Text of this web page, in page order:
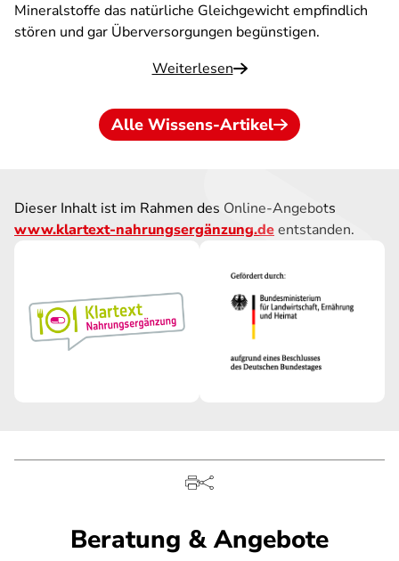
Mineralstoffe das natürliche Gleichgewicht empfindlich
stören und gar Überversorgungen begünstigen.
Weiterlesen
Alle Wissens-Artikel
Dieser Inhalt ist im Rahmen des Online-Angebots
www.klartext-nahrungsergänzung.deentstanden.
Beratung & Angebote